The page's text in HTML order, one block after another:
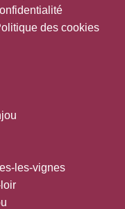
des cookies
les-vignes